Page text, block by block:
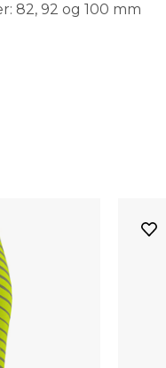
82, 92 og 100 mm